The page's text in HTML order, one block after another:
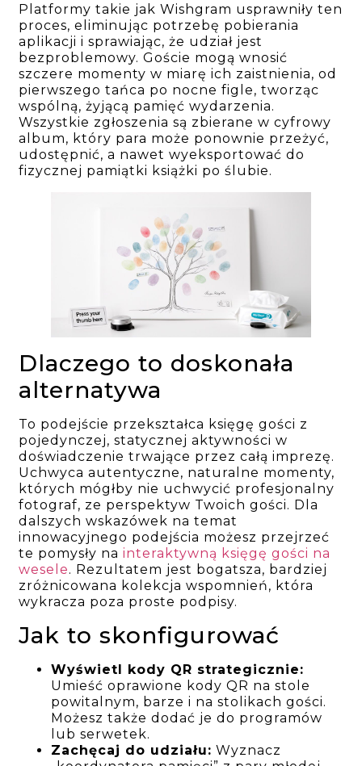
Platformy takie jak Wishgram usprawniły ten
proces, eliminując potrzebę pobierania
aplikacji i sprawiając, że udział jest
bezproblemowy. Goście mogą wnosić
szczere momenty w miarę ich zaistnienia, od
pierwszego tańca po nocne figle, tworząc
wspólną, żyjącą pamięć wydarzenia.
Wszystkie zgłoszenia są zbierane w cyfrowy
album, który para może ponownie przeżyć,
udostępnić, a nawet wyeksportować do
fizycznej pamiątki książki po ślubie.
Dlaczego to doskonała
alternatywa
To podejście przekształca księgę gości z
pojedynczej, statycznej aktywności w
doświadczenie trwające przez całą imprezę.
Uchwyca autentyczne, naturalne momenty,
których mógłby nie uchwycić profesjonalny
fotograf, ze perspektyw Twoich gości. Dla
dalszych wskazówek na temat
innowacyjnego podejścia możesz przejrzeć
te pomysły nainteraktywną księgę gości na
wesele. Rezultatem jest bogatsza, bardziej
zróżnicowana kolekcja wspomnień, która
wykracza poza proste podpisy.
Jak to skonfigurować
Wyświetl kody QR strategicznie:
Umieść oprawione kody QR na stole
powitalnym, barze i na stolikach gości.
Możesz także dodać je do programów
lub serwetek.
Zachęcaj do udziału: Wyznacz